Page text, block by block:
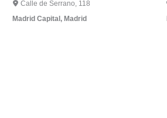
Calle de Serrano, 118
Madrid Capital , Madrid